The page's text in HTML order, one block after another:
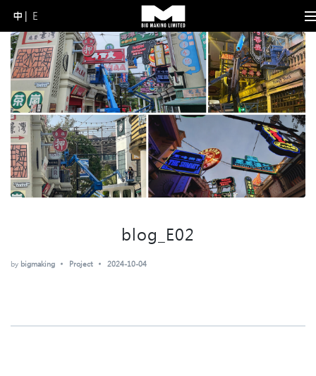
Skip
content
(Press
Enter)
中 E
blog_E02
by bigmaking Project 2024-10-04